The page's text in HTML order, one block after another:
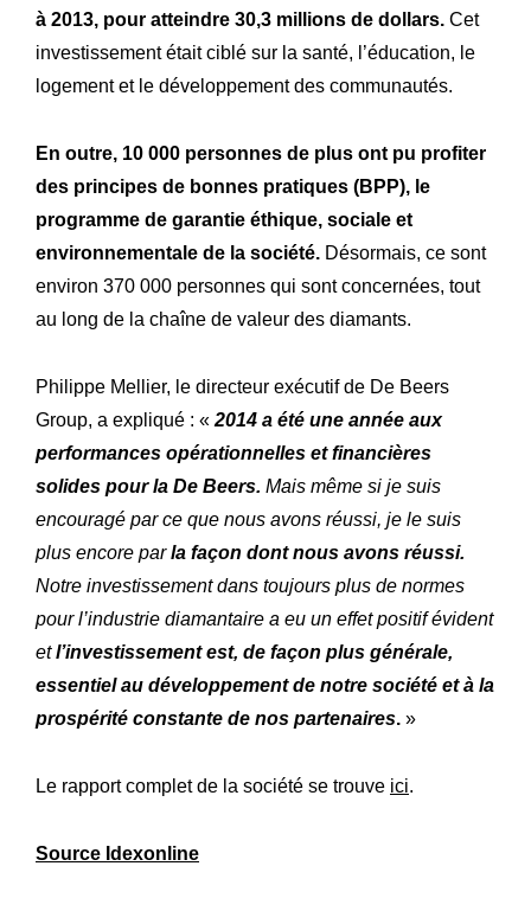
Notre Expertise
Nos Innovations
Atelier
Notre Histoire
Nos Engagements
La Lettre R&M
à 2013, pour atteindre 30,3 millions de dollars. Cet
investissement était ciblé sur la santé, l’éducation, le
logement et le développement des communautés.
En outre, 10 000 personnes de plus ont pu profiter
des principes de bonnes pratiques (BPP), le
programme de garantie éthique, sociale et
environnementale de la société. Désormais, ce sont
environ 370 000 personnes qui sont concernées, tout
au long de la chaîne de valeur des diamants.
Philippe Mellier, le directeur exécutif de De Beers
Group, a expliqué : « 2014 a été une année aux
performances opérationnelles et financières
solides pour la De Beers. Mais même si je suis
encouragé par ce que nous avons réussi, je le suis
plus encore parla façon dont nous avons réussi.
Notre investissement dans toujours plus de normes
pour l’industrie diamantaire a eu un effet positif évident
etl’investissement est, de façon plus générale,
essentiel au développement de notre société et à la
prospérité constante de nos partenaires. »
Le rapport complet de la société se trouve ici.
Source Idexonline